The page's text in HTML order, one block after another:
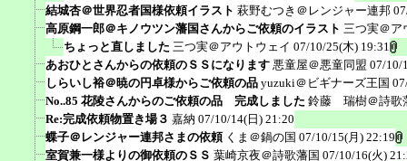
結城杏＠世界忍者国様依頼イラスト 萩野むつき＠レンジャー連邦
高原鋼一郎＠キノウツン藩国さんからご依頼のイラスト 三つ実＠ア
ちょっと直しました 三つ実＠アウトウェイ 07/10/25(木) 19:31
あおひとさんからの依頼のＳＳになります 悪童屋＠悪童同盟 07/10/
しらいし裕＠暁の円卓様からご依頼の品 yuzuki＠ビギナーズ王国
No..85 花陵さんからのご依頼の品 完成しました 鈴藤 瑞樹＠詩歌
Re:完成依頼物置き場３ 嘉納 07/10/14(日) 21:20
蝶子＠レンジャー連邦さまの依頼 くま＠鍋の国 07/10/15(月) 22:19
室賀兼一様よりの御依頼のＳＳ 葉崎京夜＠詩歌藩国 07/10/16(火)